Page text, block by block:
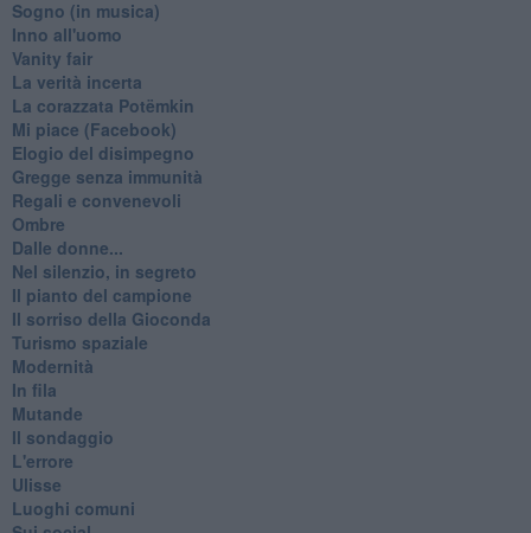
Sogno (in musica)
Inno all'uomo
Vanity fair
La verità incerta
La corazzata Potëmkin
Mi piace (Facebook)
Elogio del disimpegno
Gregge senza immunità
Regali e convenevoli
Ombre
Dalle donne...
Nel silenzio, in segreto
Il pianto del campione
Il sorriso della Gioconda
Turismo spaziale
Modernità
In fila
Mutande
Il sondaggio
L'errore
Ulisse
Luoghi comuni